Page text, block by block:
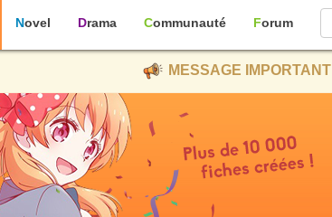
Novel Drama Communauté Forum
MESSAGE